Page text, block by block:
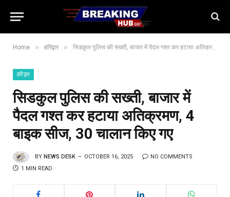
Home » हरिद्वार » सिडकुल पुलिस की सख्ती, बाजार में पैदल गश्त कर हटाया अतिक्रमण, 4 बाइक सीज, 30 चालान किए गए
हरिद्वार
सिडकुल पुलिस की सख्ती, बाजार में
पैदल गश्त कर हटाया अतिक्रमण, 4
बाइक सीज, 30 चालान किए गए
BY NEWS DESK OCTOBER 16, 2025
NO COMMENTS
1 MIN READ